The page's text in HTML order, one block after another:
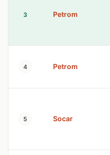
3 Petrom
4 Petrom
5 Socar